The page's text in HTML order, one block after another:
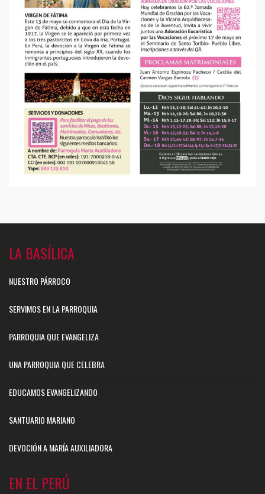
LA BASÍLICA
NUESTRO PÁRROCO
SERVIMOS EN LA PARROQUIA
PARROQUIA QUE EVANGELIZA
UNA PARROQUIA QUE CELEBRA
EDUCAMOS EVANGELIZANDO
SANTUARIO MARIANO
DEVOCIÓN A MARÍA AUXILIADORA
EN EL PERÚ